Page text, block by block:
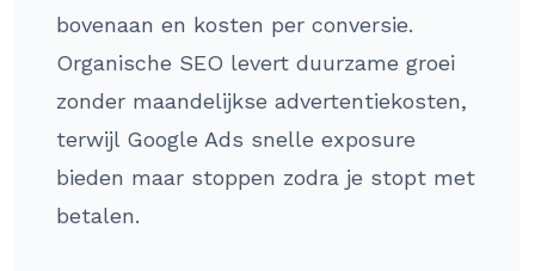
bovenaan en kosten per conversie.
Organische SEO levert duurzame groei
zonder maandelijkse advertentiekosten,
terwijl Google Ads snelle exposure
bieden maar stoppen zodra je stopt met
betalen.